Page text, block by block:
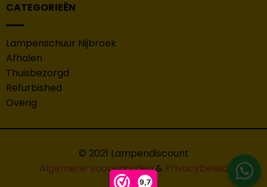
9,7
CATEGORIEËN
Lampenschuur Nijbroek
Afhalen
Thuisbezorgd
Refurbished
Overig
© 2021 Lampendiscount
Algemene voorwaarden& Privacybeleid